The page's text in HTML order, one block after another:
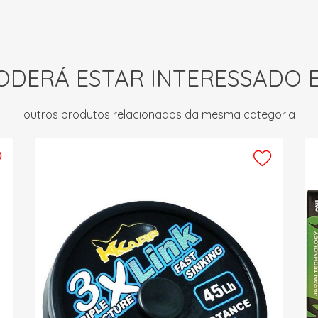
ESTAR INTERESSADO
outros produtos relacionados da mesma categoria